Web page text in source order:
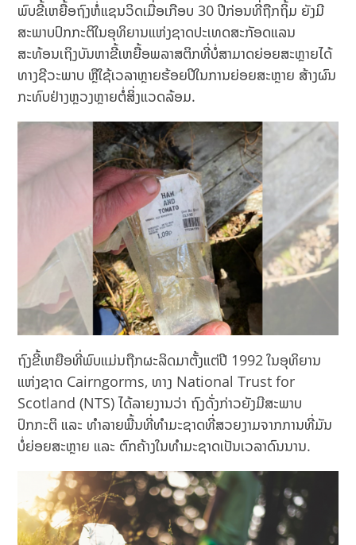
ພົບຂີ້ເຫຍື້ອຖົງຫໍ່ແຊນວິດເມື່ອເກືອບ 30 ປີກ່ອນທີ່ຖືກຖິ້ມ ຍັງມີ
ສະພາບປົກກະຕິໃນອຸທິຍານແຫ່ງຊາດປະເທດສະກັອດແລນ
ສະທ້ອນເຖິງບັນຫາຂີ້ເຫຍື້ອພລາສຕິກທີ່ບໍ່ສາມາດຍ່ອຍສະຫຼາຍໄດ້
ທາງຊີວະພາບ ຫຼືໃຊ້ເວລາຫຼາຍຮ້ອຍປີໃນການຍ່ອຍສະຫຼາຍ ສ້າງຜົນ
ກະທົບຢ່າງຫຼວງຫຼາຍຕໍ່ສິ່ງແວດລ້ອມ.
ຖົງຂີ້ເຫຍືອທີ່ພົບແມ່ນຖືກຜະລິດມາຕັ້ງແຕ່ປີ 1992 ໃນອຸທິຍານ
ແຫ່ງຊາດ Cairngorms,​ ທາງ National Trust for
Scotland (NTS) ໄດ້ລາຍງານວ່າ ຖົງດັ່ງກ່າວຍັງມີສະພາບ
ປົກກະຕິ ແລະ ທຳລາຍພື້ນທີ່ທຳມະຊາດທີ່ສວຍງາມຈາກການທີ່ມັນ
ບໍ່ຍ່ອຍສະຫຼາຍ ແລະ ຕົກຄ້າງໃນທຳມະຊາດເປັນເວລາດົນນານ.